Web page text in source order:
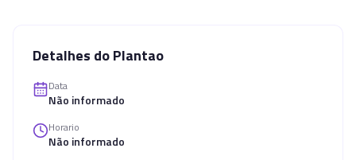
Detalhes do Plantao
Data
Não informado
Horario
Não informado